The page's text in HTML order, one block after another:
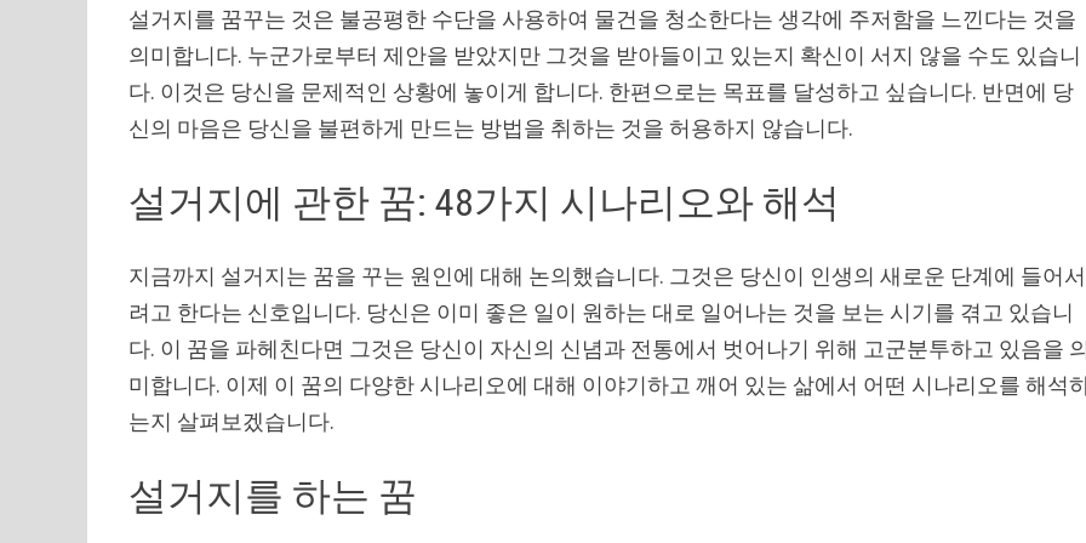
설거지를 꿈꾸는 것은 불공평한 수단을 사용하여 물건을 청소한다는 생각에 주저함을 느낀다는 것을
의미합니다. 누군가로부터 제안을 받았지만 그것을 받아들이고 있는지 확신이 서지 않을 수도 있습니
다. 이것은 당신을 문제적인 상황에 놓이게 합니다. 한편으로는 목표를 달성하고 싶습니다. 반면에 당
신의 마음은 당신을 불편하게 만드는 방법을 취하는 것을 허용하지 않습니다.
설거지에 관한 꿈: 48가지 시나리오와 해석
지금까지 설거지는 꿈을 꾸는 원인에 대해 논의했습니다. 그것은 당신이 인생의 새로운 단계에 들어서
려고 한다는 신호입니다. 당신은 이미 좋은 일이 원하는 대로 일어나는 것을 보는 시기를 겪고 있습니
다. 이 꿈을 파헤친다면 그것은 당신이 자신의 신념과 전통에서 벗어나기 위해 고군분투하고 있음을
미합니다. 이제 이 꿈의 다양한 시나리오에 대해 이야기하고 깨어 있는 삶에서 어떤 시나리오를 해석
는지 살펴보겠습니다.
설거지를 하는 꿈